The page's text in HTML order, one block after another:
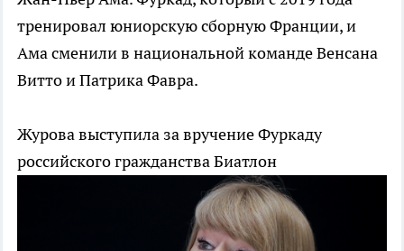
тренировал юниорскую сборную Франции, и
Ама сменили в национальной команде Венсана
Витто и Патрика Фавра.
Журова выступила за вручение Фуркаду
российского гражданстваБиатлон